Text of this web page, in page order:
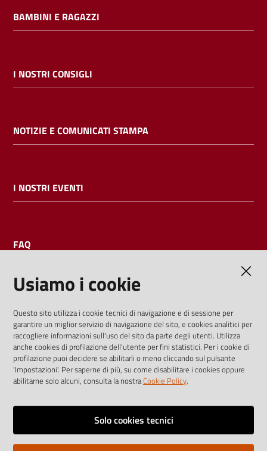
cataloghi
bibliotecario
BAMBINI E RAGAZZI
I NOSTRI CONSIGLI
NOTIZIE E COMUNICATI STAMPA
I NOSTRI EVENTI
FAQ
I dati personali pubblicati sono riutilizzabili solo alle condizioni
previste dalla direttiva comunitaria 2003/98/CE e dal d.lgs.
36/2006
Vai alla pagina
Note legali
Usiamo i cookie
Questo sito utilizza i cookie tecnici di navigazione e di sessione per
garantire un miglior servizio di navigazione del sito, e cookies analitici per
raccogliere informazioni sull'uso del sito da parte degli utenti. Utilizza
anche cookies di profilazione dell'utente per fini statistici. Per i cookie di
profilazione puoi decidere se abilitarli o meno cliccando sul pulsante
'Impostazioni'. Per saperne di più, su come disabilitare i cookies oppure
abilitarne solo alcuni, consulta la nostraCookie Policy.
Solo cookies tecnici